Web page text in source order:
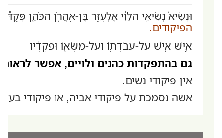
וּנְשִׂיא֙ נְשִׂיאֵ֣י הַלֵּוִ֔י אֶלְעָזָ֖ר בֶּן-אַֽהֲרֹ֣ן הַכֹּהֵ֑ן
הפיקודים.
אִ֥ישׁ אִ֛ישׁ עַל-עֲבֹֽדָת֖וֹ וְעַל-מַשָּׂא֑וֹ וּפְקֻדָ֕יו
גם בהתפקדות כהנים ולויים, אפשר
אין פיקודי נשים.
אשה נסמכת על פיקודי אביה, או פיקודי